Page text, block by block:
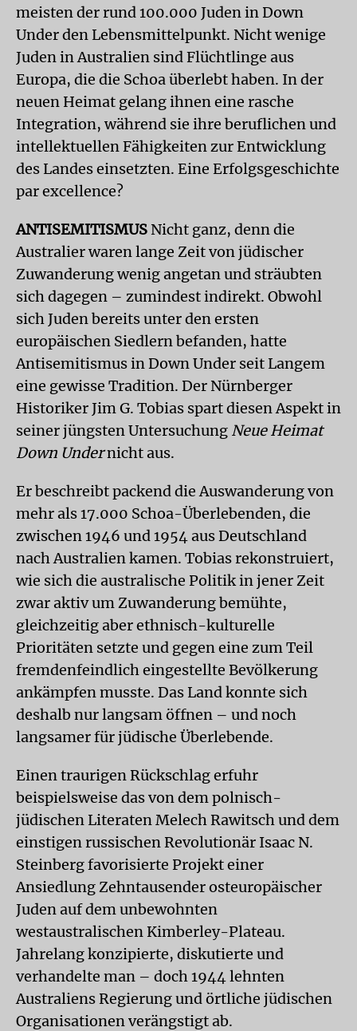
meisten der rund 100.000 Juden in Down
Under den Lebensmittelpunkt. Nicht wenige
Juden in Australien sind Flüchtlinge aus
Europa, die die Schoa überlebt haben. In der
neuen Heimat gelang ihnen eine rasche
Integration, während sie ihre beruflichen und
intellektuellen Fähigkeiten zur Entwicklung
des Landes einsetzten. Eine Erfolgsgeschichte
par excellence?
ANTISEMITISMUS Nicht ganz, denn die
Australier waren lange Zeit von jüdischer
Zuwanderung wenig angetan und sträubten
sich dagegen – zumindest indirekt. Obwohl
sich Juden bereits unter den ersten
europäischen Siedlern befanden, hatte
Antisemitismus in Down Under seit Langem
eine gewisse Tradition. Der Nürnberger
Historiker Jim G. Tobias spart diesen Aspekt in
seiner jüngsten Untersuchung Neue Heimat
Down Undernicht aus.
Er beschreibt packend die Auswanderung von
mehr als 17.000 Schoa-Überlebenden, die
zwischen 1946 und 1954 aus Deutschland
nach Australien kamen. Tobias rekonstruiert,
wie sich die australische Politik in jener Zeit
zwar aktiv um Zuwanderung bemühte,
gleichzeitig aber ethnisch-kulturelle
Prioritäten setzte und gegen eine zum Teil
fremdenfeindlich eingestellte Bevölkerung
ankämpfen musste. Das Land konnte sich
deshalb nur langsam öffnen – und noch
langsamer für jüdische Überlebende.
Einen traurigen Rückschlag erfuhr
beispielsweise das von dem polnisch-
jüdischen Literaten Melech Rawitsch und dem
einstigen russischen Revolutionär Isaac N.
Steinberg favorisierte Projekt einer
Ansiedlung Zehntausender osteuropäischer
Juden auf dem unbewohnten
westaustralischen Kimberley-Plateau.
Jahrelang konzipierte, diskutierte und
verhandelte man – doch 1944 lehnten
Australiens Regierung und örtliche jüdischen
Organisationen verängstigt ab.